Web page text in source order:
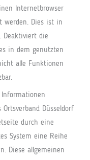
Internetbrowser
werden. Dies ist in
Deaktiviert die
in dem genutzten
alle Funktionen
Düsseldorf
durch eine
System eine Reihe
Diese allgemeinen